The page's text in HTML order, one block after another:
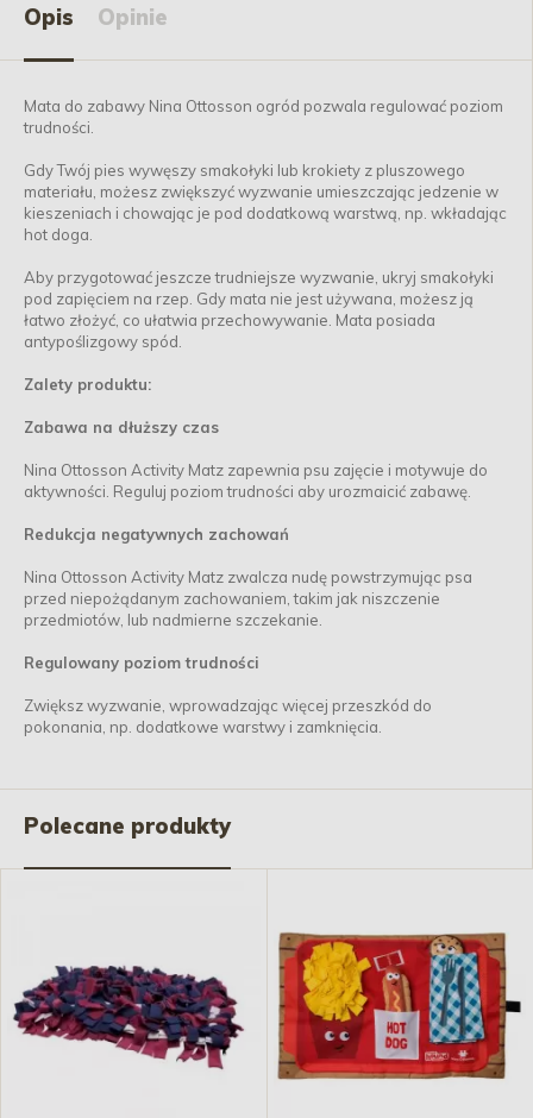
Opis Opinie
Mata do zabawy Nina Ottosson ogród pozwala regulować poziom
trudności.
Gdy Twój pies wywęszy smakołyki lub krokiety z pluszowego
materiału, możesz zwiększyć wyzwanie umieszczając jedzenie w
kieszeniach i chowając je pod dodatkową warstwą, np. wkładając
hot doga.
Aby przygotować jeszcze trudniejsze wyzwanie, ukryj smakołyki
pod zapięciem na rzep. Gdy mata nie jest używana, możesz ją
łatwo złożyć, co ułatwia przechowywanie. Mata posiada
antypoślizgowy spód.
Zalety produktu:
Zabawa na dłuższy czas
Nina Ottosson Activity Matz zapewnia psu zajęcie i motywuje do
aktywności. Reguluj poziom trudności aby urozmaicić zabawę.
Redukcja negatywnych zachowań
Nina Ottosson Activity Matz zwalcza nudę powstrzymując psa
przed niepożądanym zachowaniem, takim jak niszczenie
przedmiotów, lub nadmierne szczekanie.
Regulowany poziom trudności
Zwiększ wyzwanie, wprowadzając więcej przeszkód do
pokonania, np. dodatkowe warstwy i zamknięcia.
Polecane produkty